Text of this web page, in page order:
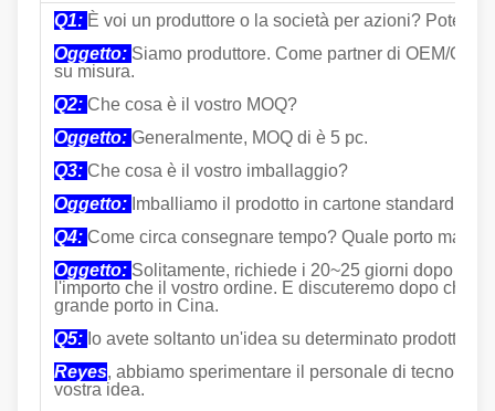
Q1: È voi un produttore o la società per azioni? Potete
Oggetto: Siamo produttore. Come partner di OEM/
su misura.
Q2: Che cosa è il vostro MOQ?
Oggetto: Generalmente, MOQ di è 5 pc.
Q3: Che cosa è il vostro imballaggio?
Oggetto: Imballiamo il prodotto in cartone standard
Q4: Come circa consegnare tempo? Quale porto
Oggetto: Solitamente, richiede i 20~25 giorni dopo
l'importo che il vostro ordine. E discuteremo dopo che
grande porto in Cina.
Q5: Io avete soltanto un'idea su determinato prodotto,
Reyes, abbiamo sperimentare il personale di
vostra idea.